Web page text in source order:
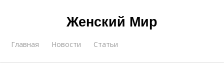
Женский Мир
Главная Новости Статьи